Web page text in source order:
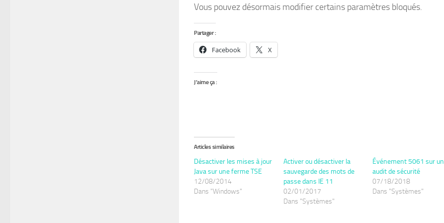
Vous pouvez désormais modifier certains paramètres bloqués.
Partager :
Facebook X
J’aime ça :
Articles similaires
Désactiver les mises à jour
Java sur une ferme TSE
12/08/2014
Dans "Windows"
Activer ou désactiver la
sauvegarde des mots de
passe dans IE 11
02/01/2017
Dans "Systèmes"
Événement 5061 sur un
audit de sécurité
07/18/2018
Dans "Systèmes"